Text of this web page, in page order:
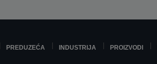
PREDUZEĆA INDUSTRIJA PROIZVODI